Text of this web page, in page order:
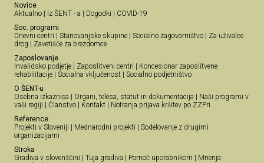
Novice
Aktualno | Iz ŠENT - a | Dogodki | COVID-19
Soc. programi
Dnevni centri | Stanovanjske skupine | Socialno zagovorništvo | Za uživalce
drog | Zavetišče za brezdomce
Zaposlovanje
Invalidsko podjetje | Zaposlitveni centri | Koncesionar zaposlitvene
rehabilitacije | Socialna vključenost | Socialno podjetništvo
O ŠENT-u
Osebna izkaznica | Organi, telesa, statut in dokumentacija | Naši programi v
vaši regiji | Članstvo | Kontakt | Notranja prijava kršitev po ZZPri
Reference
Projekti v Sloveniji | Mednarodni projekti | Sodelovanje z drugimi
organizacijami
Stroka
Gradiva v slovenščini | Tuja gradiva | Pomoč uporabnikom | Mnenja